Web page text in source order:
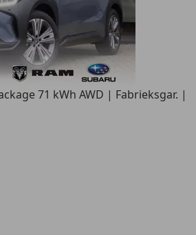
71 kWh AWD | Fabrieksgar. |